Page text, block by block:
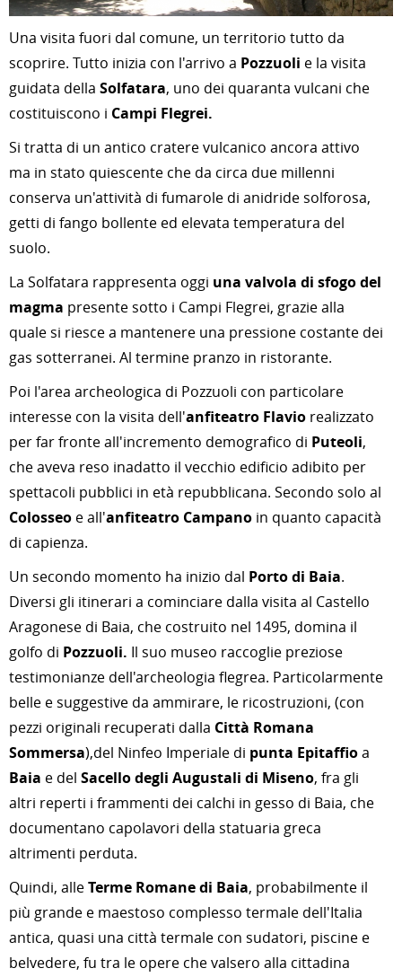
Una visita fuori dal comune, un territorio tutto da
scoprire. Tutto inizia con l'arrivo a Pozzuoli e la visita
guidata della Solfatara, uno dei quaranta vulcani che
costituiscono i Campi Flegrei.
Si tratta di un antico cratere vulcanico ancora attivo
ma in stato quiescente che da circa due millenni
conserva un'attività di fumarole di anidride solforosa,
getti di fango bollente ed elevata temperatura del
suolo.
La Solfatara rappresenta oggi una valvola di sfogo del
magma presente sotto i Campi Flegrei, grazie alla
quale si riesce a mantenere una pressione costante dei
gas sotterranei. Al termine pranzo in ristorante.
Poi l'area archeologica di Pozzuoli con particolare
interesse con la visita dell'anfiteatro Flavio realizzato
per far fronte all'incremento demografico di Puteoli,
che aveva reso inadatto il vecchio edificio adibito per
spettacoli pubblici in età repubblicana. Secondo solo al
Colosseo e all'anfiteatro Campano in quanto capacità
di capienza.
Un secondo momento ha inizio dal Porto di Baia.
Diversi gli itinerari a cominciare dalla visita al Castello
Aragonese di Baia, che costruito nel 1495, domina il
golfo di Pozzuoli. Il suo museo raccoglie preziose
testimonianze dell'archeologia flegrea. Particolarmente
belle e suggestive da ammirare, le ricostruzioni, (con
pezzi originali recuperati dalla Città Romana
Sommersa),del Ninfeo Imperiale di punta Epitaffioa
Baia e del Sacello degli Augustali di Miseno, fra gli
altri reperti i frammenti dei calchi in gesso di Baia, che
documentano capolavori della statuaria greca
altrimenti perduta.
Quindi, alleTerme Romane di Baia, probabilmente il
più grande e maestoso complesso termale dell'Italia
antica, quasi una città termale con sudatori, piscine e
belvedere, fu tra le opere che valsero alla cittadina